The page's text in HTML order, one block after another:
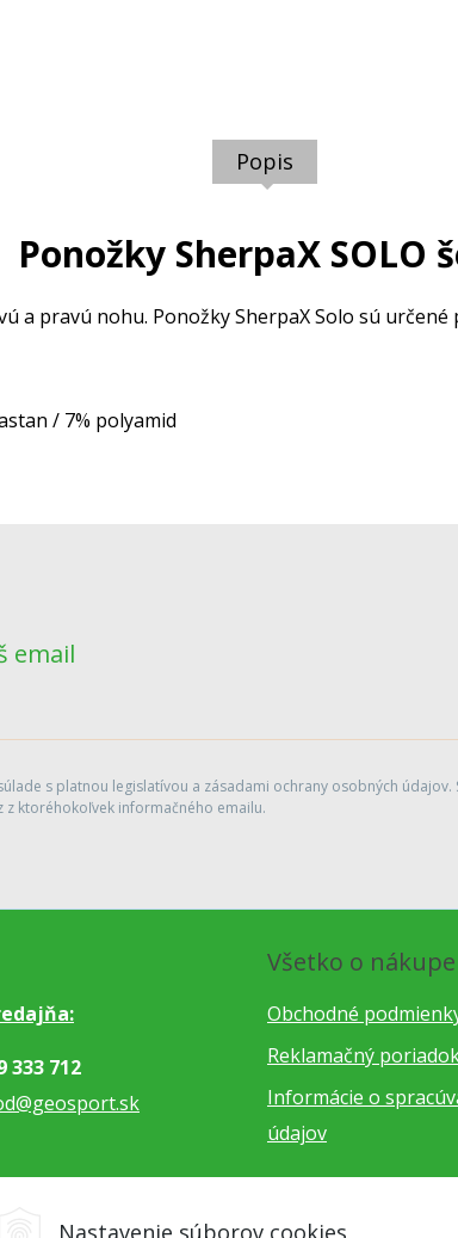
Nastavenie súborov cookies
Popis
Ponožky SherpaX SOLO
a pravú nohu. Ponožky SherpaX Solo sú
/ 7% polyamid
email
s platnou legislatívou a zásadami ochrany osobných
ktoréhokoľvek informačného emailu.
333 712
Všetko o nákupe
Obchodné
Reklamačný
Informácie o
údajov